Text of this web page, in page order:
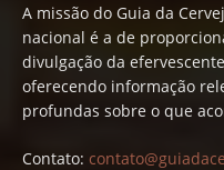
A missão do Guia da
nacional é a de
divulgação da
oferecendo informação
profundas sobre o que
Contato: